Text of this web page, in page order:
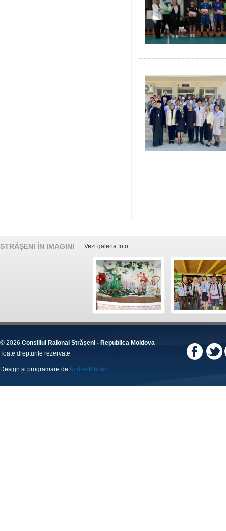
STRĂȘENI ÎN IMAGINI Vezi galeria foto
© 2026 Consiliul Raional Strășeni - Republica Moldova
Toate drepturile rezervate
Design și programare de Andrei Madan